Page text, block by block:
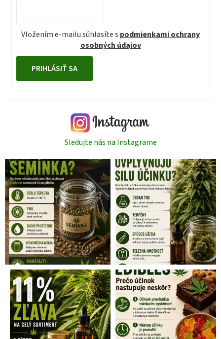
Vložením e-mailu súhlasíte s podmienkami ochrany
osobných údajov
PRIHLÁSIŤ SA
Sledujte nás na Instagrame